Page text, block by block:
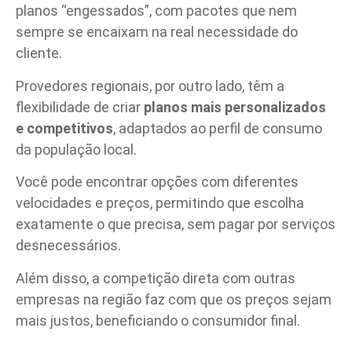
planos “engessados”, com pacotes que nem
sempre se encaixam na real necessidade do
cliente.
Provedores regionais, por outro lado, têm a
flexibilidade de criar planos mais personalizados
e competitivos, adaptados ao perfil de consumo
da população local.
Você pode encontrar opções com diferentes
velocidades e preços, permitindo que escolha
exatamente o que precisa, sem pagar por serviços
desnecessários.
Além disso, a competição direta com outras
empresas na região faz com que os preços sejam
mais justos, beneficiando o consumidor final.